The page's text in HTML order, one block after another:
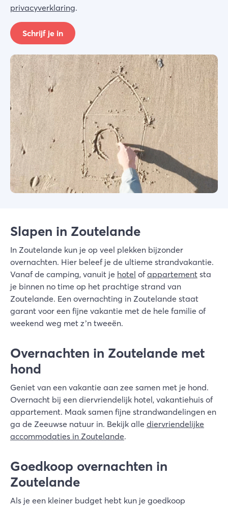
privacyverklaring.
Schrijf je in
Slapen in Zoutelande
In Zoutelande kun je op veel plekken bijzonder
overnachten. Hier beleef je de ultieme strandvakantie.
Vanaf de camping, vanuit je hotel ofappartement sta
je binnen no time op het prachtige strand van
Zoutelande. Een overnachting in Zoutelande staat
garant voor een fijne vakantie met de hele familie of
weekend weg met z’n tweeën.
Overnachten in Zoutelande met
hond
Geniet van een vakantie aan zee samen met je hond.
Overnacht bij een diervriendelijk hotel, vakantiehuis of
appartement. Maak samen fijne strandwandelingen en
ga de Zeeuwse natuur in. Bekijk alle diervriendelijke
accommodaties in Zoutelande.
Goedkoop overnachten in
Zoutelande
Als je een kleiner budget hebt kun je goedkoop